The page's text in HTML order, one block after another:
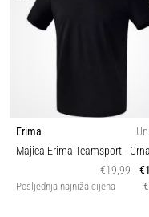
Erima
Majica Erima Teamsport- Crna
€19,99
Posljednja najniža cijena